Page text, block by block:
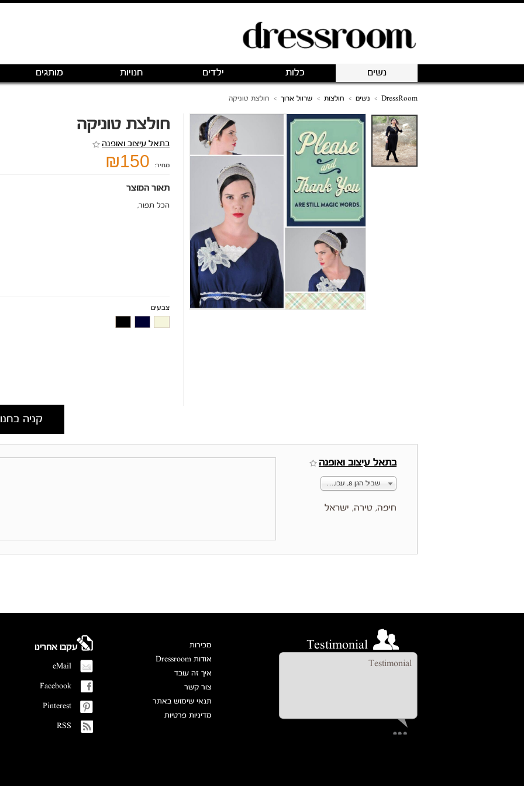
נשים כלות ילדים חנויות מותגים
DressRoom
> נשים > חולצות > שרוול ארוך > חולצת טוניקה
חולצת טוניקה
בתאל עיצוב ואופנה
מחיר: ₪150
תאור המוצר
הכל תפור,
צבעים
קניה
בתאל עיצוב ואופנה
שביל הגן 8, עכו, ישראל
חיפה, טירה, ישראל
Testimonial
Testimonial
מכירות
אודות Dressroom
איך זה עובד
צור קשר
תנאי שימוש באתר
מדיניות פרטיות
עקבו אחרינו
eMail
Facebook
Pinterest
RSS